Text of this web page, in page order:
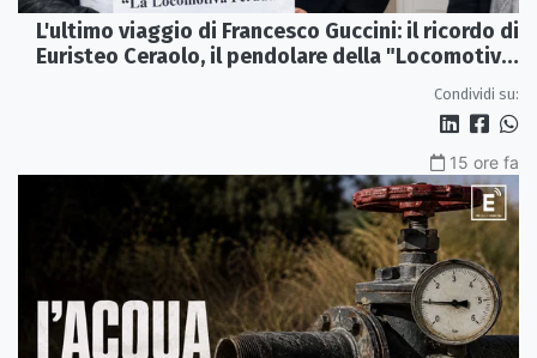
L'ultimo viaggio di Francesco Guccini: il ricordo di
Euristeo Ceraolo, il pendolare della "Locomotiva
Condividi su:
15 ore fa